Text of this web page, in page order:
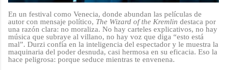
En un festival como Venecia, donde abundan las películas de
autor con mensaje político, The Wizard of the Kremlin destaca por
una razón clara: no moraliza. No hay carteles explicativos, no hay
música que subraye al villano, no hay voz que diga “esto está
mal”. Durzi confía en la inteligencia del espectador y le muestra la
maquinaria del poder desnuda, casi hermosa en su eficacia. Eso la
hace peligrosa: porque seduce mientras te envenena.